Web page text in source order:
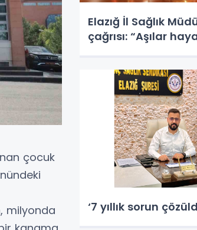
çocuk
milyonda
Elazığ İl Sağlık
çağrısı: “Aşılar
‘7 yıllık sorun